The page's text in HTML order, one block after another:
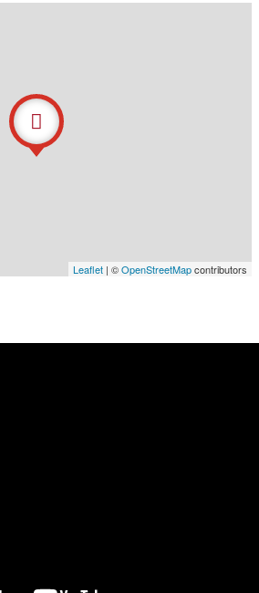
Leaflet | ©OpenStreetMapcontributors